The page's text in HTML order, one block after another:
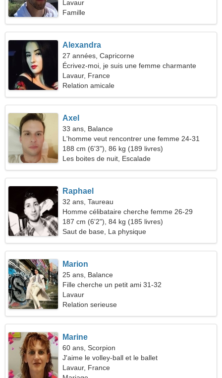
Lavaur
Famille
Alexandra
27 années, Capricorne
Écrivez-moi, je suis une femme charmante
Lavaur, France
Relation amicale
Axel
33 ans, Balance
L'homme veut rencontrer une femme 24-31
188 cm (6'3"), 86 kg (189 livres)
Les boites de nuit, Escalade
Raphael
32 ans, Taureau
Homme célibataire cherche femme 26-29
187 cm (6'2"), 84 kg (185 livres)
Saut de base, La physique
Marion
25 ans, Balance
Fille cherche un petit ami 31-32
Lavaur
Relation serieuse
Marine
60 ans, Scorpion
J'aime le volley-ball et le ballet
Lavaur, France